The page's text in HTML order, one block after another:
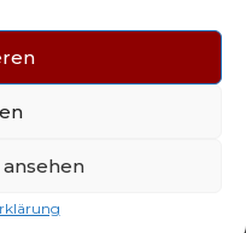
gewinnen Platz 2 bei
Handballtagen